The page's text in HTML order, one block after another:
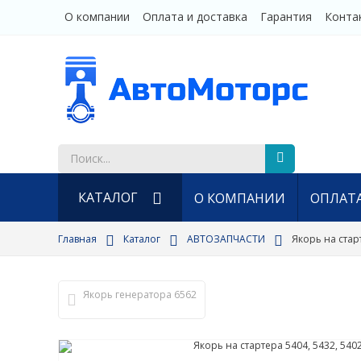
О компании Оплата и доставка Гарантия
КАТАЛОГ
Новый раздел
ЗАПАСНЫЕ ЧАСТИ ДЛЯ ЗМЗ
ОТОПИТЕЛИ ПОДОГРЕВАТЕЛИ
О КОМПАНИИ
Главная Каталог АВТОЗАПЧАСТИ Якорь на
Якорь генератора 6562